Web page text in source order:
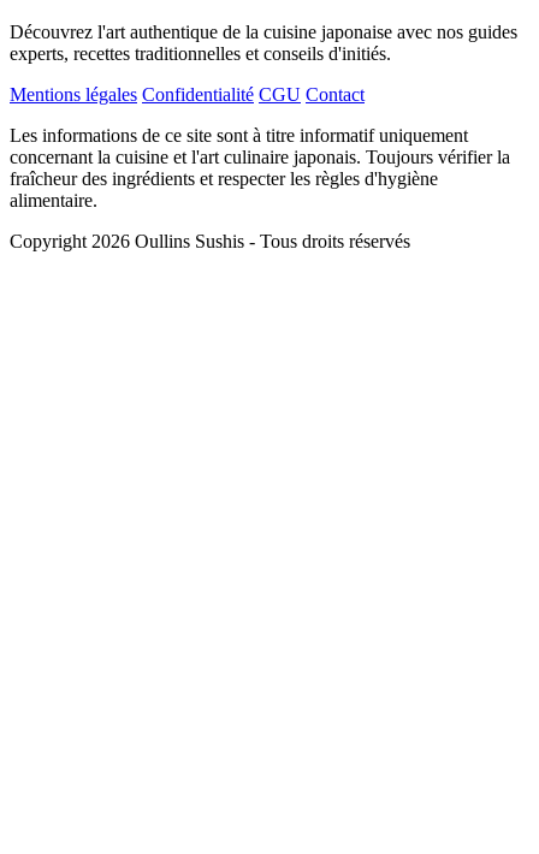
Découvrez l'art authentique de la cuisine japonaise avec nos guides
experts, recettes traditionnelles et conseils d'initiés.
Mentions légales Confidentialité CGU Contact
Les informations de ce site sont à titre informatif uniquement
concernant la cuisine et l'art culinaire japonais. Toujours vérifier la
fraîcheur des ingrédients et respecter les règles d'hygiène
alimentaire.
Copyright 2026 Oullins Sushis - Tous droits réservés